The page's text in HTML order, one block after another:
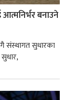
बनाउने
संस्थागत सुधारका